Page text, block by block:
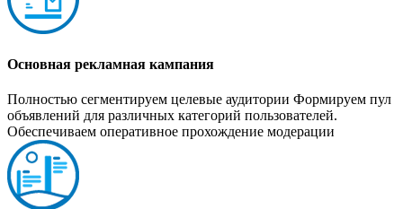
Основная рекламная кампания
Полностью сегментируем целевые аудитории Формируем пул
объявлений для различных категорий пользователей.
Обеспечиваем оперативное прохождение модерации